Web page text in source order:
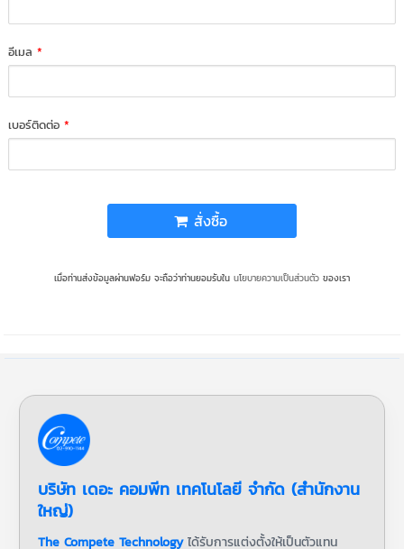
อีเมล*
เบอร์ติดต่อ*
สั่งซื้อ
เมื่อท่านส่งข้อมูลผ่านฟอร์ม จะถือว่าท่านยอมรับใน นโยบายความเป็นส่วนตัว ของเรา
บริษัท เดอะ คอมพีท เทคโนโลยี จำกัด (สำนักงาน
ใหญ่)
The Compete Technologyได้รับการแต่งตั้งให้เป็นตัวแทน